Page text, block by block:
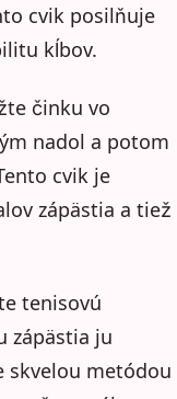
cvik posilňuje
kĺbov.
činku vo
nadol a potom
cvik je
zápästia a tiež
tenisovú
zápästia ju
skvelou metódou